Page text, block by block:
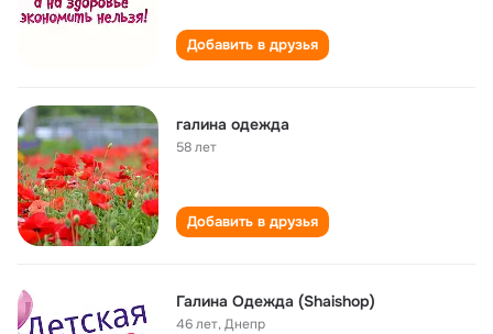
Добавить в друзья
галина одежда
58 лет
Добавить в друзья
Галина Одежда (Shaishop)
46 лет,Днепр